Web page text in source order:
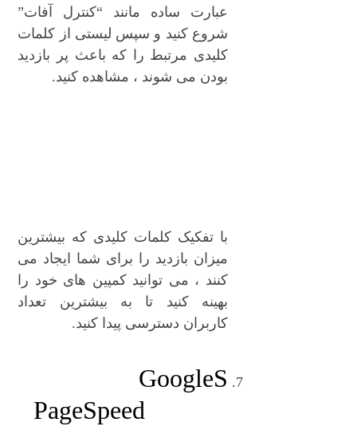
عبارت ساده مانند “کنترل آفات”
شروع کنید و سپس لیستی از کلمات
کلیدی مرتبط را که باعث پر بازدید
بودن می شوند ، مشاهده کنید.
با تفکیک کلمات کلیدی که بیشترین
میزان بازدید را برای شما ایجاد می
کنند ، می توانید کمپین های خود را
بهینه کنید تا به بیشترین تعداد
کاربران دسترسی پیدا کنید.
GoogleS
PageSpeed ​​